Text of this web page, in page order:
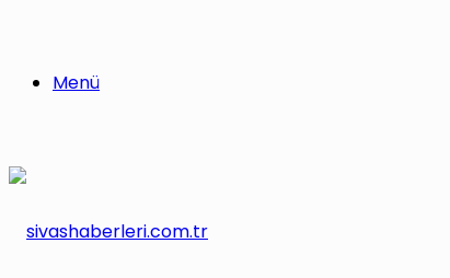
Menü